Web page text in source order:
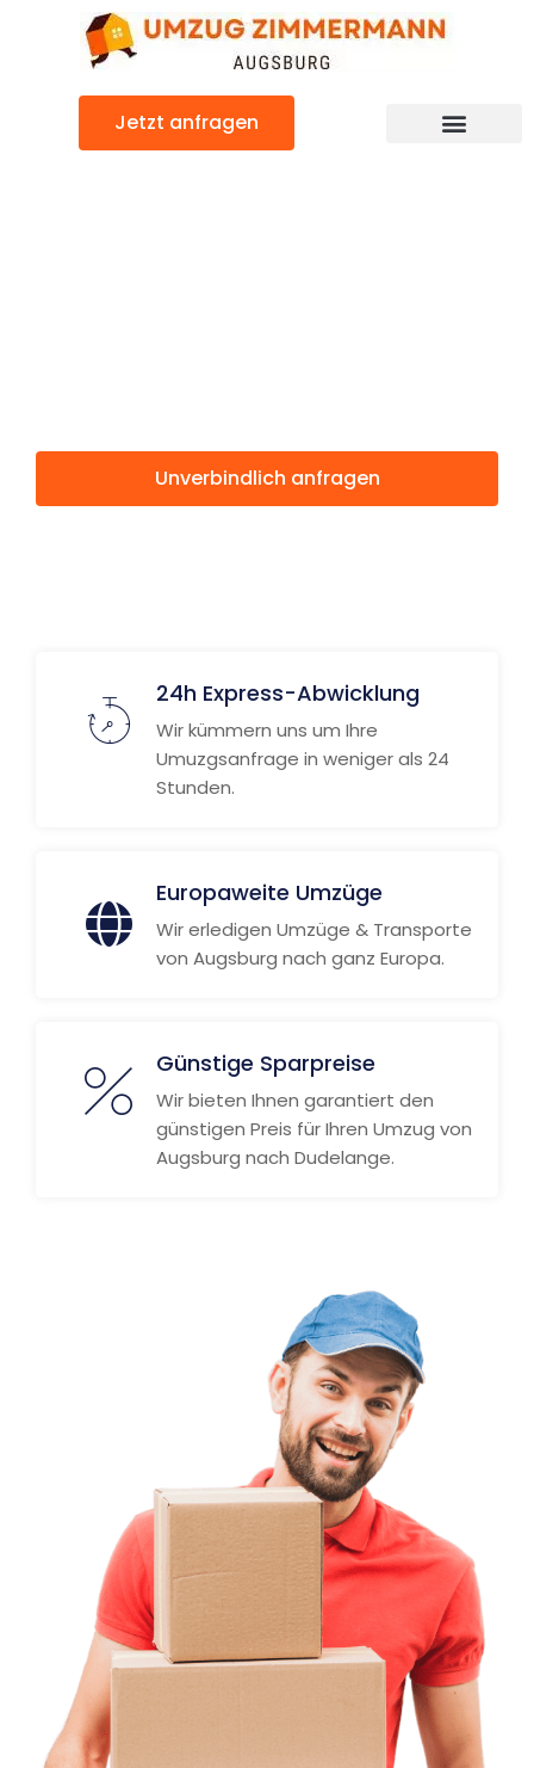
Jetzt anfragen
Unverbindlich anfragen
24h Express-Abwicklung
Wir kümmern uns um Ihre
Umuzgsanfrage in weniger als 24
Stunden.
Europaweite Umzüge
Wir erledigen Umzüge & Transporte
von Augsburg nach ganz Europa.
Günstige Sparpreise
Wir bieten Ihnen garantiert den
günstigen Preis für Ihren Umzug von
Augsburg nach Dudelange.